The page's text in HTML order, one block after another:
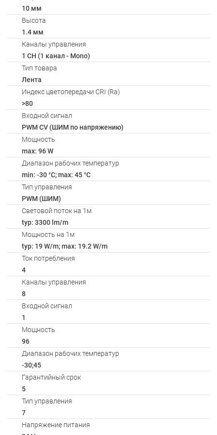
10 мм
Высота
1.4 мм
Каналы управления
1 CH (1 канал - Mono)
Тип товара
Лента
Индекс цветопередачи CRI (Ra)
>80
Входной сигнал
PWM СV (ШИМ по напряжению)
Мощность
max: 96 W
Диапазон рабочих температур
min: -30 °C; max: 45 °C
Тип управления
PWM (ШИМ)
Световой поток на 1м
typ: 3300 lm/m
Мощность на 1м
typ: 19 W/m; max: 19.2 W/m
Ток потребления
4
Каналы управления
8
Входной сигнал
1
Мощность
96
Диапазон рабочих температур
-30;45
Гарантийный срок
5
Тип управления
7
Напряжение питания